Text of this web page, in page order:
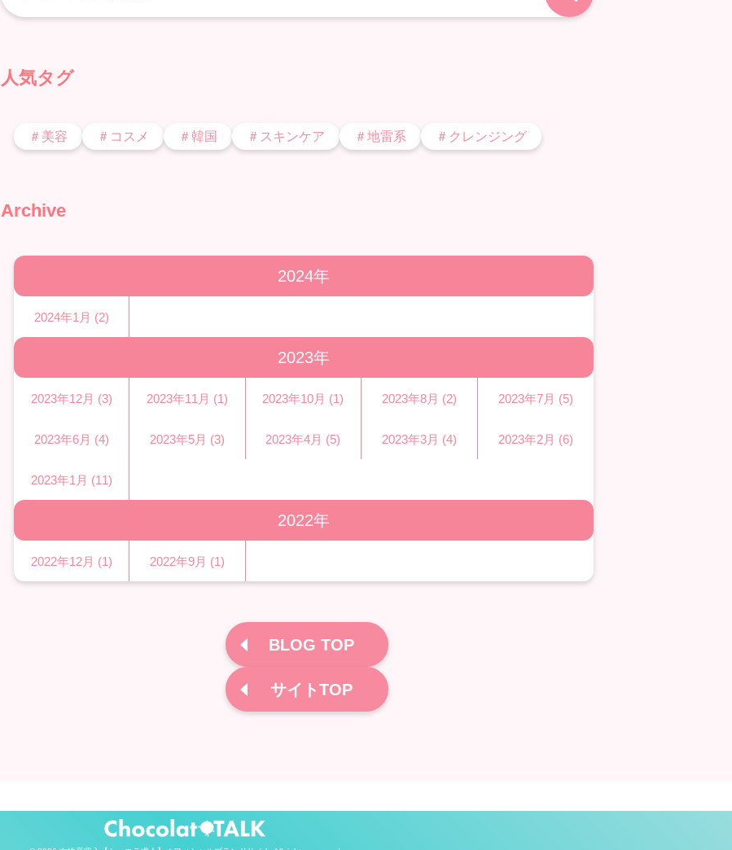
人気タグ
＃美容 ＃コスメ ＃韓国 ＃スキンケア ＃地雷系 ＃クレンジング
Archive
2024年
2024年1月 (2)
2023年
2023年12月 (3) 2023年11月 (1) 2023年10月 (1) 2023年8月 (2) 2023年7月 (5)
2023年6月 (4) 2023年5月 (3) 2023年4月 (5) 2023年3月 (4) 2023年2月 (6)
2023年1月 (11)
2022年
2022年12月 (1) 2022年9月 (1)
BLOG TOP
サイトTOP